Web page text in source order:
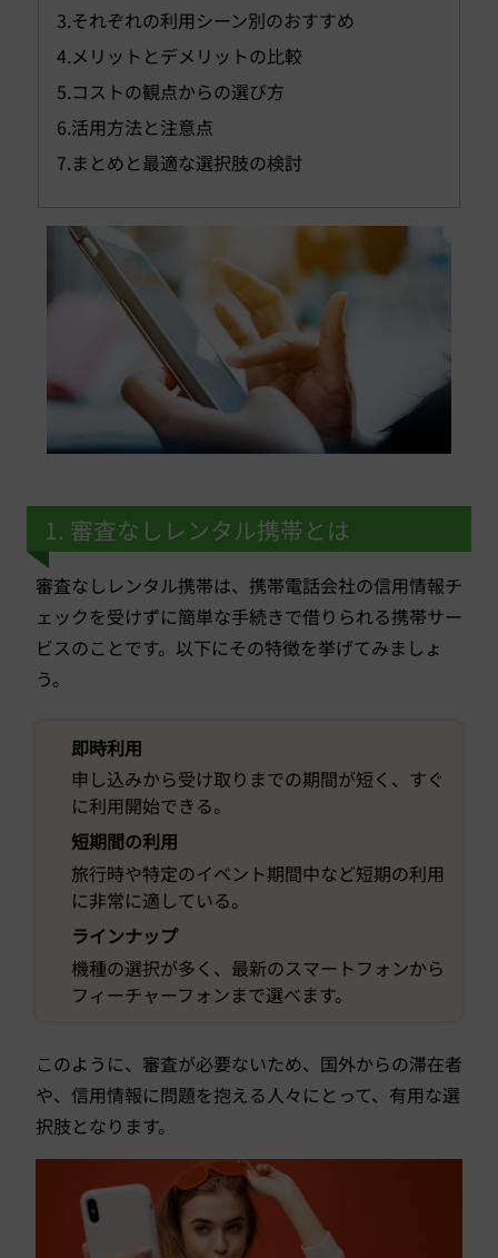
3.それぞれの利用シーン別のおすすめ
4.メリットとデメリットの比較
5.コストの観点からの選び方
6.活用方法と注意点
7.まとめと最適な選択肢の検討
1. 審査なしレンタル携帯とは
審査なしレンタル携帯は、携帯電話会社の信用情報チ
ェックを受けずに簡単な手続きで借りられる携帯サー
ビスのことです。以下にその特徴を挙げてみましょ
う。
即時利用
申し込みから受け取りまでの期間が短く、すぐ
に利用開始できる。
短期間の利用
旅行時や特定のイベント期間中など短期の利用
に非常に適している。
ラインナップ
機種の選択が多く、最新のスマートフォンから
フィーチャーフォンまで選べます。
このように、審査が必要ないため、国外からの滞在者
や、信用情報に問題を抱える人々にとって、有用な選
択肢となります。